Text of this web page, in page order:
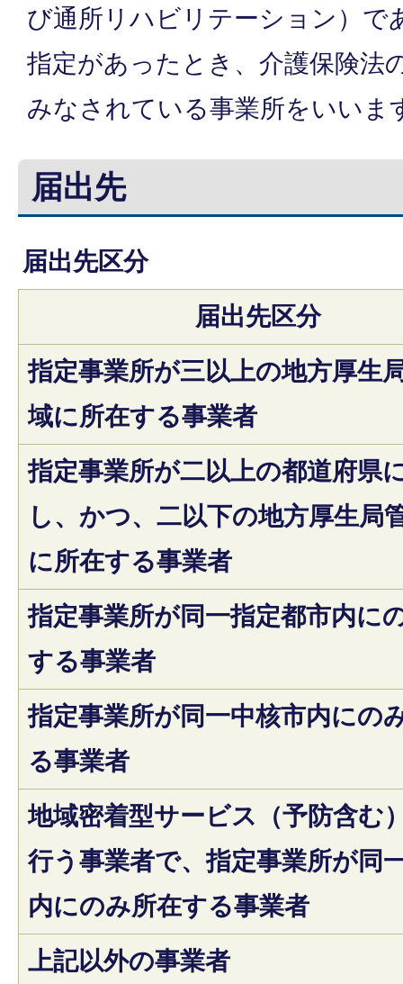
び通所リハビリテーション）で
指定があったとき、介護保険法
みなされている事業所をいいま
届出先
届出先区分
届出先区分
指定事業所が三以上の地方厚生
域に所在する事業者
指定事業所が二以上の都道府県
し、かつ、二以下の地方厚生局
に所在する事業者
指定事業所が同一指定都市内に
する事業者
指定事業所が同一中核市内にの
る事業者
地域密着型サービス（予防含む
行う事業者で、指定事業所が同
内にのみ所在する事業者
上記以外の事業者